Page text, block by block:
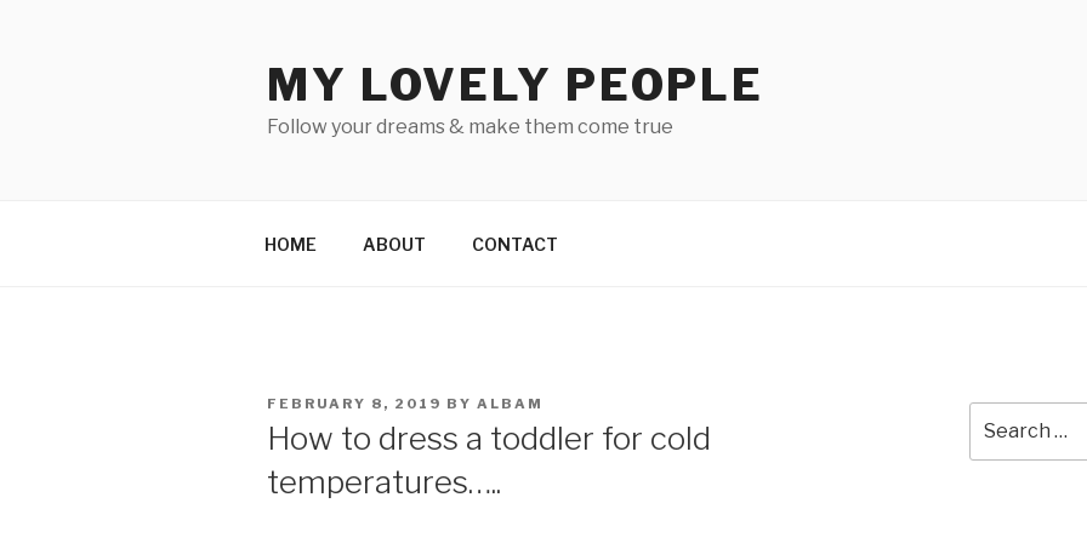
MY LOVELY PEOPLE
Follow your dreams & make them come true
HOME ABOUT CONTACT
POSTED
ON
FEBRUARY 8, 2019 BY ALBAM
How to dress a toddler for cold
temperatures…..
for: